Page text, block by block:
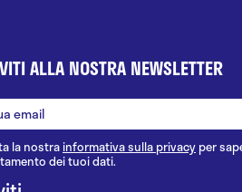
ALLA NOSTRA NEWSLETTER
la nostrainformativa sulla privacy per
dei tuoi dati.